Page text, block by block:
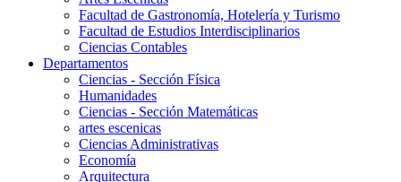
Facultad de Gastronomía, Hotelería y Turismo
Facultad de Estudios Interdisciplinarios
Ciencias Contables
Departamentos
Ciencias - Sección Física
Humanidades
Ciencias - Sección Matemáticas
artes escenicas
Ciencias Administrativas
Economía
Arquitectura